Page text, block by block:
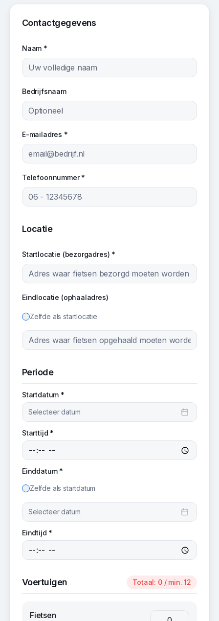
Contactgegevens
Naam *
Bedrijfsnaam
E-mailadres *
Telefoonnummer *
Locatie
Startlocatie (bezorgadres) *
Eindlocatie (ophaaladres)
Zelfde als startlocatie
Periode
Startdatum *
Selecteer datum
Starttijd *
Einddatum *
Zelfde als startdatum
Selecteer datum
Eindtijd *
Voertuigen Totaal: 0/ min. 12
Fietsen